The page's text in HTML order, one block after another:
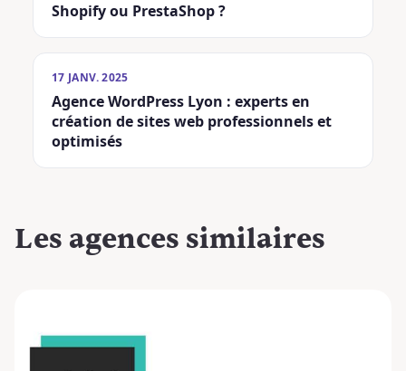
Shopify ou PrestaShop ?
17 JANV. 2025
Agence WordPress Lyon : experts en
création de sites web professionnels et
optimisés
Les agences similaires